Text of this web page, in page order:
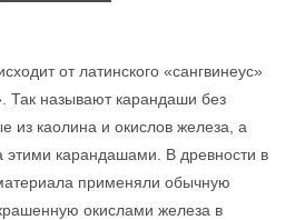
от латинского «сангвинеус»
Так называют карандаши без
из каолина и окислов железа, а
этими карандашами. В древности в
применяли обычную
окислами железа в